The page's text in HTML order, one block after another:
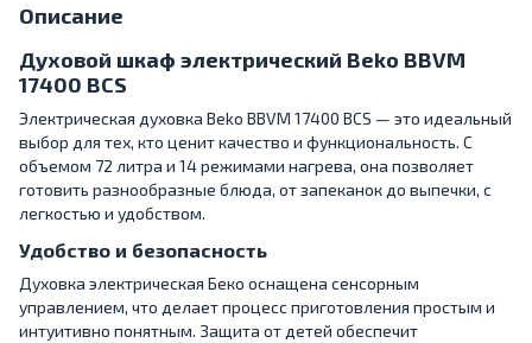
Описание
Духовой шкаф электрический Beko BBVM
17400 BCS
Электрическая духовка Beko BBVM 17400 BCS — это идеальный
выбор для тех, кто ценит качество и функциональность. С
объемом 72 литра и 14 режимами нагрева, она позволяет
готовить разнообразные блюда, от запеканок до выпечки, с
легкостью и удобством.
Удобство и безопасность
Духовка электрическая Беко оснащена сенсорным
управлением, что делает процесс приготовления простым и
интуитивно понятным. Защита от детей обеспечит